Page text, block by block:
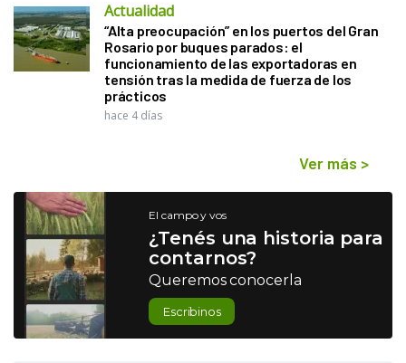
Actualidad
“Alta preocupación” en los puertos del Gran
Rosario por buques parados: el
funcionamiento de las exportadoras en
tensión tras la medida de fuerza de los
prácticos
hace 4 días
Ver más >
El campo y vos
¿Tenés una historia para
contarnos?
Queremos conocerla
Escribinos